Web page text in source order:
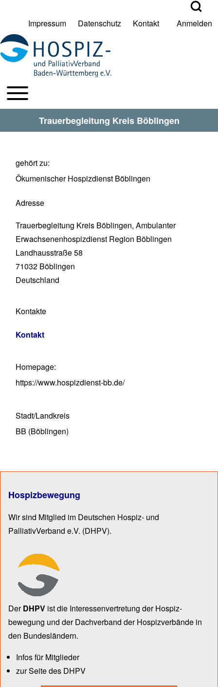
Suche Schließen
Suche
User account menu
Impressum Datenschutz Kontakt Anmelden
HPV BW Hauptmenu
Toggle main menu
Trauerbegleitung Kreis Böblingen
gehört zu
Ökumenischer Hospizdienst Böblingen
Adresse
Trauerbegleitung Kreis Böblingen, Ambulanter
Erwachsenenhospizdienst Region Böblingen
Landhausstraße 58
71032 Böblingen
Deutschland
Kontakte
Kontakt
Homepage
https://www.hospizdienst-bb.de/
Stadt/Landkreis
BB (Böblingen)
Hospizbewegung
Wir sind Mitglied im Deutschen Hospiz- und
PalliativVerband e.V. (DHPV).
DerDHPV ist die Inter­essen­ver­tre­tung der Hospiz­
bewegung und der Dach­verband der Hospiz­verbände in
den Bun­des­län­dern.
Infos für Mitglieder
zur Seite des DHPV